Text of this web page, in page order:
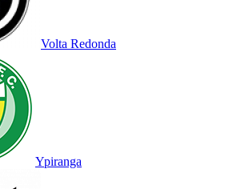
Volta Redonda
Ypiranga